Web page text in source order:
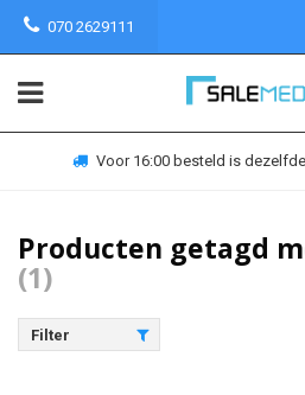
070 2629111
Voor 16:00 besteld is
Producten getagd
(1)
Filter